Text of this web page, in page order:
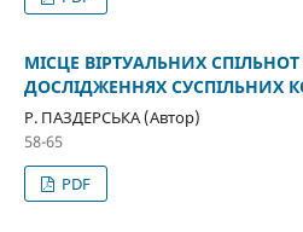
МІСЦЕ ВІРТУАЛЬНИХ
ДОСЛІДЖЕННЯХ СУСПІЛЬНИХ
Р. ПАЗДЕРСЬКА (Автор)
58-65
PDF